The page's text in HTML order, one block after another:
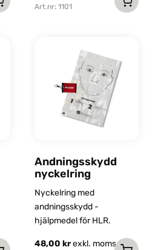
Art.nr: 1101
Andningsskydd
nyckelring
Nyckelring med
andningsskydd -
hjälpmedel för HLR.
48,00 krexkl. moms